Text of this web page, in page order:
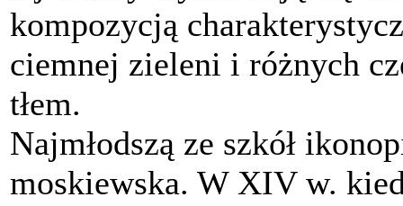
kompozycją
ciemnej zieleni i różnych
tłem.
Najmłodszą ze szkół
moskiewska. W XIV w.